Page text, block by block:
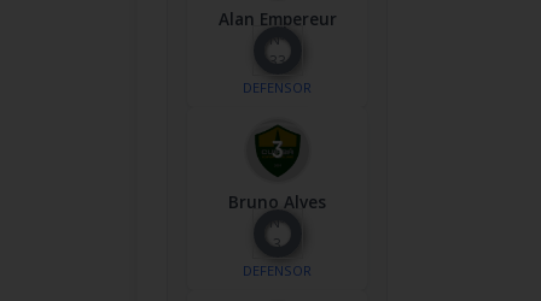
Alan Empereur
Nº
33
DEFENSOR
Bruno Alves
Nº
3
DEFENSOR